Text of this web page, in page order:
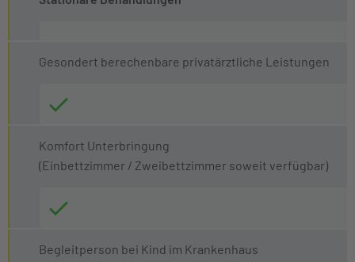
Gesondert berechenbare privatärztliche Leistungen
Komfort Unterbringung
(Einbettzimmer / Zweibettzimmer soweit verfügbar)
Begleitperson bei Kind im Krankenhaus